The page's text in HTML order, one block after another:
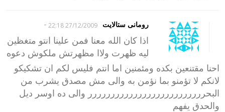
رومانى ستالايت 27/12/2009 22:18
-
اذا كان الله معنا فمن علينا انتو متغظين
ليه ظهرت ولاا مظهرتش ملكوش دعوه
احنا مقتنعين بكده ومئمنين اما انتم فليس لكم ان تشكيكو
لانكم لا تؤمنو بما نؤمن به والى مش مصدق يشرب من
البحرررررررررررررررررررررررررر والى ده اوسر ديل
والحدق يفهم